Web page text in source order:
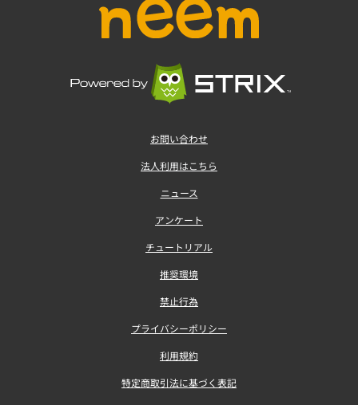
お問い合わせ
法人利用はこちら
ニュース
アンケート
チュートリアル
推奨環境
禁止行為
プライバシーポリシー
利用規約
特定商取引法に基づく表記